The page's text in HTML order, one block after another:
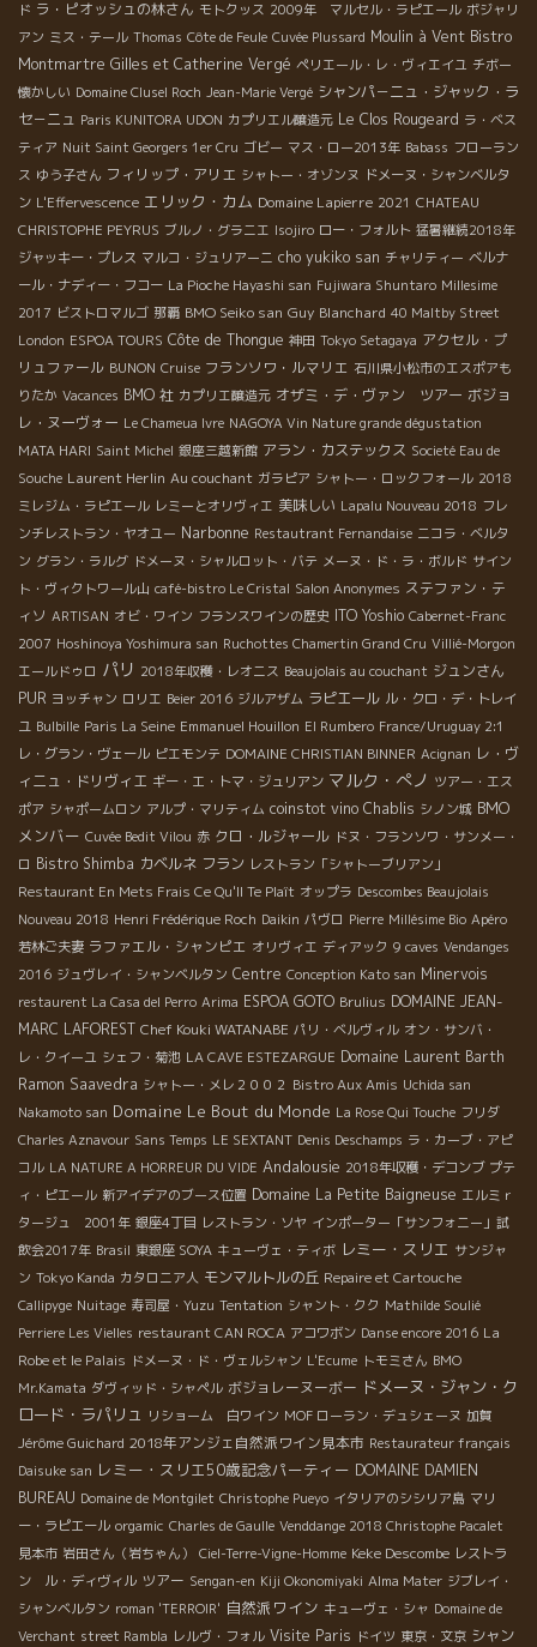
ド ラ・ピオッシュの林さん モトクッス 2009年 マルセル・ラピエール ボジャリ
アン ミス・テール Thomas Côte de Feule Cuvée Plussard Moulin à Vent Bistro
Montmartre Gilles et Catherine Vergé ペリエール・レ・ヴィエイユ チボー
懐かしい Domaine Clusel Roch Jean-Marie Vergé シャンパ－ニュ・ジャック・ラ
セ－ニュ Paris KUNITORA UDON カプリエル醸造元 Le Clos Rougeard ラ・ベス
ティア Nuit Saint Georgers 1er Cru ゴビー マス・ロー2013年 Babass フローラン
ス ゆう子さん フィリップ・アリエ シャトー・オゾンヌ ドメーヌ・シャンベルタ
ン L'Effervescence エリック・カム Domaine Lapierre 2021 CHATEAU
CHRISTOPHE PEYRUS ブルノ・グラニエ Isojiro ロー・フォルト 猛暑継続2018年
ジャッキー・プレス マルコ・ジュリアーニ cho yukiko san チャリティー ベルナ
ール・ナディー・フコー La Pioche Hayashi san Fujiwara Shuntaro Millesime
2017 ビストロマルゴ 那覇 BMO Seiko san Guy Blanchard 40 Maltby Street
London ESPOA TOURS Côte de Thongue 神田 Tokyo Setagaya アクセル・プ
リュファール BUNON Cruise フランソワ・ルマリエ 石川県小松市のエスポアも
りたか Vacances BMO 社 カプリエ醸造元 オザミ・デ・ヴァン ツアー ボジョ
レ・ヌーヴォー Le Chameua Ivre NAGOYA Vin Nature grande dégustation
MATA HARI Saint Michel 銀座三越新館 アラン・カステックス Societé Eau de
Souche Laurent Herlin Au couchant ガラピア シャトー・ロックフォール 2018
ミレジム・ラピエール レミーとオリヴィエ 美味しい Lapalu Nouveau 2018 フレ
ンチレストラン・ヤオユー Narbonne Restautrant Fernandaise ニコラ・ベルタ
ン グラン・ラルグ ドメーヌ・シャルロット・バテ メーヌ・ド・ラ・ボルド サイン
ト・ヴィクトワール山 café-bistro Le Cristal Salon Anonymes ステファン・テ
ィソ ARTISAN オビ・ワイン フランスワインの歴史 ITO Yoshio Cabernet-Franc
2007 Hoshinoya Yoshimura san Ruchottes Chamertin Grand Cru Villié-Morgon
エールドゥロ パリ 2018年収穫・レオニス Beaujolais au couchant ジュンさん
PUR ヨッチャン ロリエ Beier 2016 ジルアザム ラピエール ル・クロ・デ・トレイ
ユ Bulbille Paris La Seine Emmanuel Houillon El Rumbero France/Uruguay 2:1
レ・グラン・ヴェール ピエモンテ DOMAINE CHRISTIAN BINNER Acignan レ・ヴ
ィニュ・ドリヴィエ ギー・エ・トマ・ジュリアン マルク・ぺノ ツアー・エス
ポア シャポームロン アルプ・マリティム coinstot vino Chablis シノン城 BMO
メンバー Cuvée Bedit Vilou 赤 クロ・ルジャール ドヌ・フランソワ・サンメー・
ロ Bistro Shimba カベルネ フラン レストラン「シャトーブリアン」
Restaurant En Mets Frais Ce Qu'Il Te Plaît オップラ Descombes Beaujolais
Nouveau 2018 Henri Frédérique Roch Daikin パヴロ Pierre Millésime Bio Apéro
若林ご夫妻 ラファエル・シャンピエ オリヴィエ ディアック 9 caves Vendanges
2016 ジュヴレイ・シャンベルタン Centre Conception Kato san Minervois
restaurent La Casa del Perro Arima ESPOA GOTO Brulius DOMAINE JEAN-
MARC LAFOREST Chef Kouki WATANABE パリ・ベルヴィル オン・サンバ・
レ・クイーユ シェフ・菊池 LA CAVE ESTEZARGUE Domaine Laurent Barth
Ramon Saavedra シャトー・メレ２００２ Bistro Aux Amis Uchida san
Nakamoto san Domaine Le Bout du Monde La Rose Qui Touche フリダ
Charles Aznavour Sans Temps LE SEXTANT Denis Deschamps ラ・カーブ・アピ
コル LA NATURE A HORREUR DU VIDE Andalousie 2018年収穫・デコンブ プテ
ィ・ピエール 新アイデアのブース位置 Domaine La Petite Baigneuse エルミｒ
タージュ 2001年 銀座4丁目 レストラン・ソヤ インポーター「サンフォニー」試
飲会2017年 Brasil 東銀座 SOYA キューヴェ・ティボ レミー・スリエ サンジャ
ン Tokyo Kanda カタロニア人 モンマルトルの丘 Repaire et Cartouche
Callipyge Nuitage 寿司屋・Yuzu Tentation シャント・クク Mathilde Soulié
Perriere Les Vielles restaurant CAN ROCA アコワボン Danse encore 2016 La
Robe et le Palais ドメーヌ・ド・ヴェルシャン L'Ecume トモミさん BMO
Mr.Kamata ダヴィッド・シャペル ボジョレーヌーボー ドメーヌ・ジャン・ク
ロード・ラパリュ リショーム 白ワイン MOF ローラン・デュシェーヌ 加賀
Jérôme Guichard 2018年アンジェ自然派ワイン見本市 Restaurateur français
Daisuke san レミー・スリエ50歳記念パーティー DOMAINE DAMIEN
BUREAU Domaine de Montgilet Christophe Pueyo イタリアのシシリア島 マリ
ー・ラピエール orgamic Charles de Gaulle Venddange 2018 Christophe Pacalet
見本市 岩田さん（岩ちゃん） Ciel-Terre-Vigne-Homme Keke Descombe レストラ
ン ル・ディヴィル ツアー Sengan-en Kiji Okonomiyaki Alma Mater ジブレイ・
シャンベルタン roman 'TERROIR' 自然派ワイン キューヴェ・シャ Domaine de
Verchant street Rambla レルヴ・フォル Visite Paris ドイツ 東京・文京 シャン